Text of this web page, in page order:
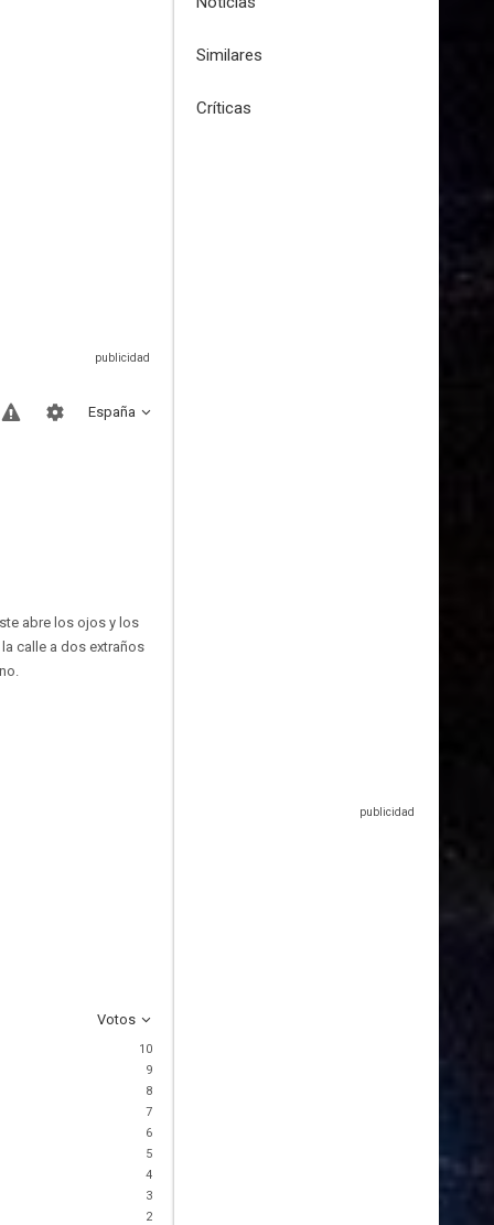
España
abre los ojos y los
calle a dos extraños
Votos
10
9
8
7
6
5
4
3
2
Similares
Críticas